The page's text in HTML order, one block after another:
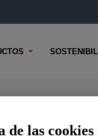
de las